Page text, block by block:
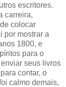
escritores.
carreira,
colocar
por mostrar a
1800, e
para o
seus livros
contar, o
calmo demais,